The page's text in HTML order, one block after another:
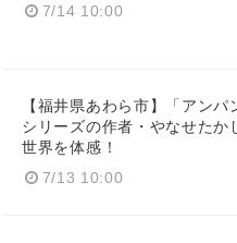
7/14 10:00
【福井県あわら市】「アンパ
シリーズの作者・やなせたか
世界を体感！
7/13 10:00